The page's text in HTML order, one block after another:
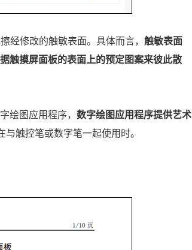
经修改的触敏表面。具体而言， 触敏表面
触摸屏面板的表面上的预定图案来彼此散
绘图应用程序， 数字绘图应用程序提供艺术
触控笔或数字笔一起使用时。